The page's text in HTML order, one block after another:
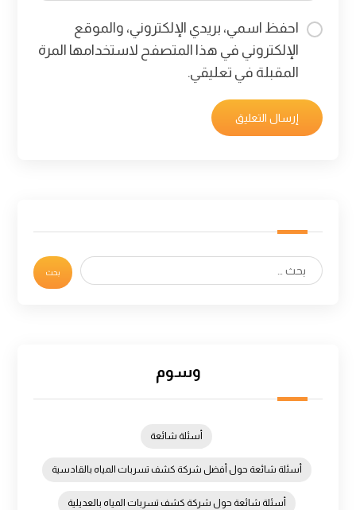
احفظ اسمي، بريدي الإلكتروني، والموقع
الإلكتروني في هذا المتصفح لاستخدامها المرة
المقبلة في تعليقي.
وسوم
أسئلة شائعة
أسئلة شائعة حول أفضل شركة كشف تسربات المياه بالقادسية
أسئلة شائعة حول شركة كشف تسربات المياه بالعديلية